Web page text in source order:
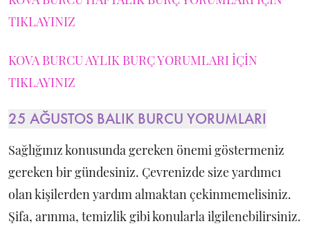
TIKLAYINIZ
KOVA BURCU AYLIK BURÇ YORUMLARI İÇİN
TIKLAYINIZ
25 AĞUSTOS BALIK BURCU YORUMLARI
Sağlığınız konusunda gereken önemi göstermeniz
gereken bir gündesiniz. Çevrenizde size yardımcı
olan kişilerden yardım almaktan çekinmemelisiniz.
Şifa, arınma, temizlik gibi konularla ilgilenebilirsiniz.